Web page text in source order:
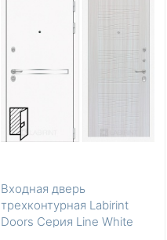
Входная дверь
трехконтурная Labirint
Doors Серия Line White